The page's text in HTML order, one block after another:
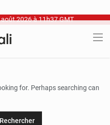
2026 à 11h37 GMT
for. Perhaps searching can